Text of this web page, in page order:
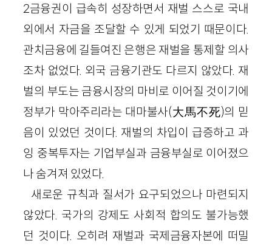
2금융권이 급속히 성장하면서 재벌 스스로 국내
외에서 자금을 조달할 수 있게 되었기 때문이다.
관치금융에 길들여진 은행은 재벌을 통제할 의사
조차 없었다. 외국 금융기관도 다르지 않았다. 재
벌의 부도는 금융시장의 마비로 이어질 것이기에
정부가 막아주리라는 대마불사(大馬不死)의 믿
음이 있었던 것이다. 재벌의 차입이 급증하고 과
잉 중복투자는 기업부실과 금융부실로 이어졌으
나 숨겨져 있었다.
새로운 규칙과 질서가 요구되었으나 마련되지
않았다. 국가의 강제도 사회적 합의도 불가능했
던 것이다. 오히려 재벌과 국제금융자본에 떠밀